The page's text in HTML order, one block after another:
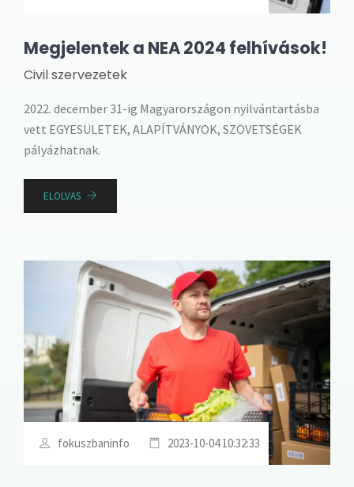
Megjelentek a NEA 2024 felhívások!
Civil szervezetek
2022. december 31-ig Magyarországon nyilvántartásba
vett EGYESÜLETEK, ALAPÍTVÁNYOK, SZÖVETSÉGEK
pályázhatnak.
ELOLVAS
fokuszbaninfo 2023-10-04 10:32:33